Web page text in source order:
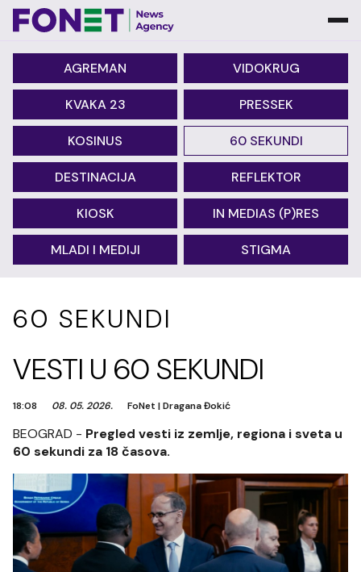
AGREMAN VIDOKRUG
KVAKA 23 PRESSEK
KOSINUS 60 SEKUNDI
DESTINACIJA REFLEKTOR
KIOSK IN MEDIAS (P)RES
MLADI I MEDIJI STIGMA
60 SEKUNDI
VESTI U 60 SEKUNDI
18:08 08. 05. 2026. FoNet |Dragana Đokić
BEOGRAD - Pregled vesti iz zemlje, regiona i sveta u
60 sekundi za 18 časova.